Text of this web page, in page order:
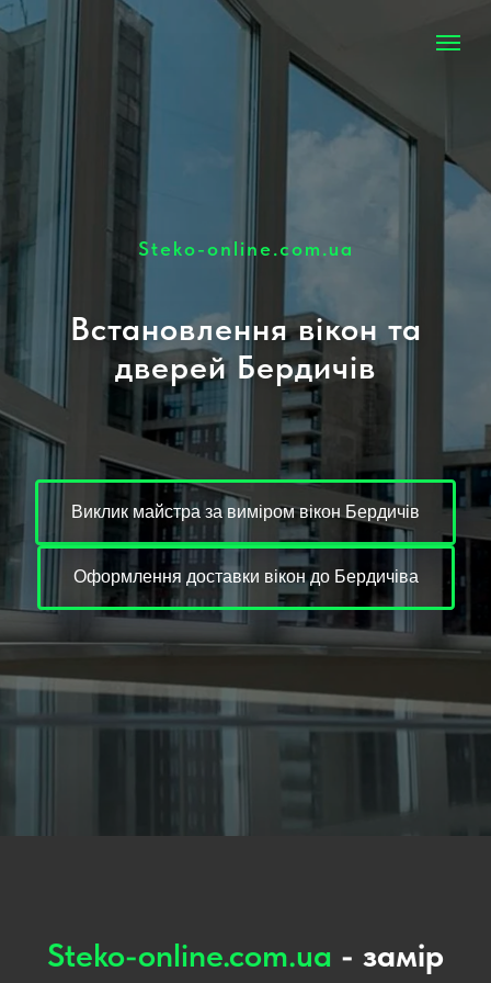
Steko-online.com.ua
Встановлення вікон та
дверей Бердичів
Виклик майстра за виміром вікон Бердичів
Оформлення доставки вікон до Бердичіва
Steko-online.com.ua - замір